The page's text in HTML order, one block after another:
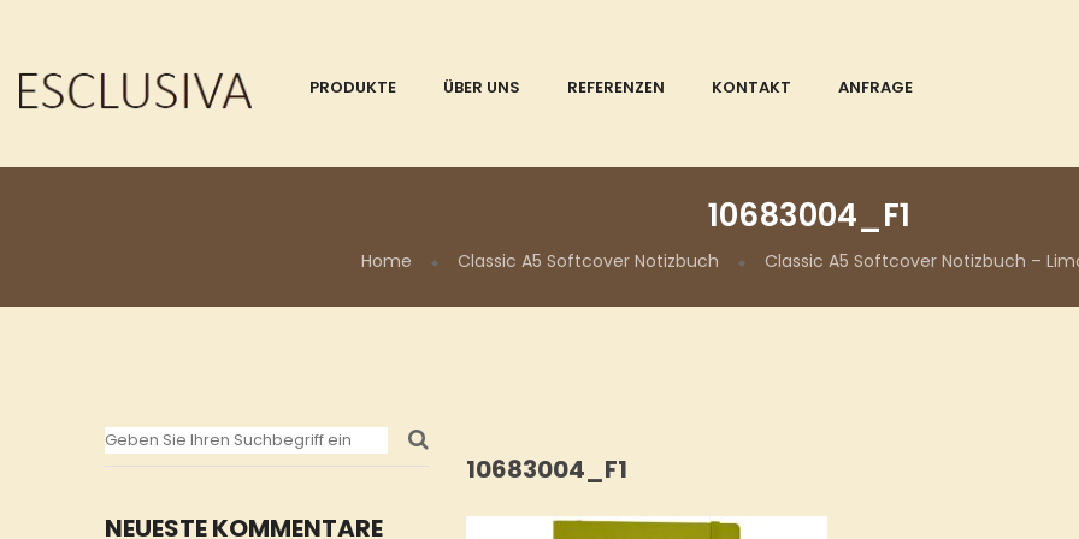
PRODUKTE ÜBER UNS REFERENZEN KONTAKT ANFRAGE
10683004_F1
Home Classic A5 Softcover Notizbuch Classic A5 Softcover Notizbuch –
NEUESTE KOMMENTARE
10683004_F1